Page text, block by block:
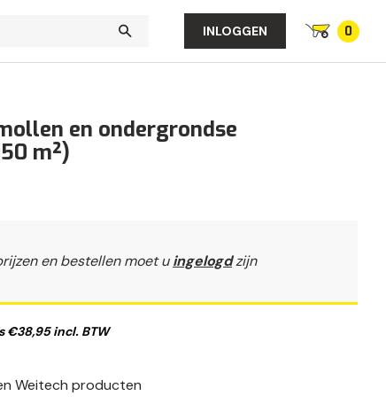
INLOGGEN 0
en ondergrondse
m²)
en bestellen moet uingelogdzijn
€38,95 incl. BTW
Weitech producten